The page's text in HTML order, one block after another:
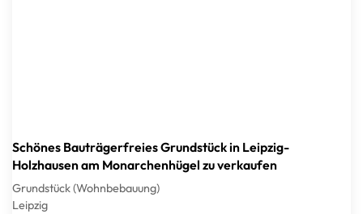
Schönes Bauträgerfreies Grundstück in Leipzig-
Holzhausen am Monarchenhügel zu verkaufen
Grundstück (Wohnbebauung)
Leipzig